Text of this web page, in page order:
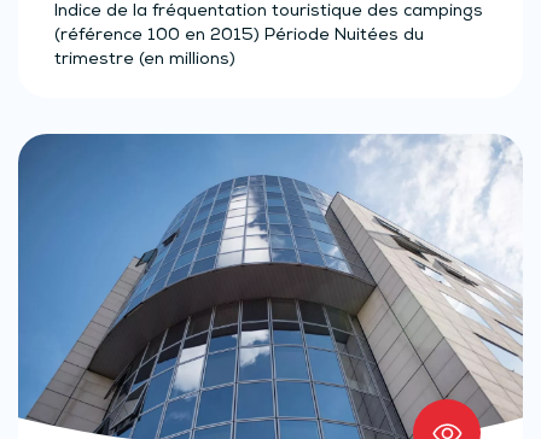
Indice de la fréquentation touristique des campings
(référence 100 en 2015) Période Nuitées du
trimestre (en millions)